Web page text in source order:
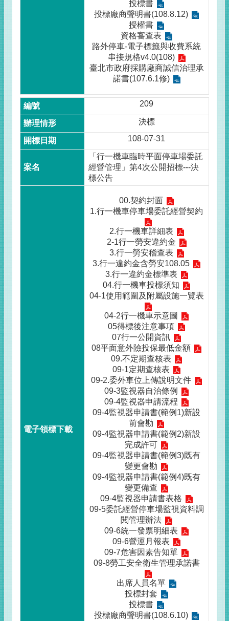
投標書
投標廠商聲明書(108.8.12)
授權書
資格審查表
路外停車-電子標籤與收費系統
串接規格v4.0(108)
臺北市政府採購廠商誠信治理承
諾書(107.6.1修)
209
決標
108-07-31
「行一機車臨時平面停車場委託
經營管理」第4次公開招標---決
標公告
00.契約封面
1.行一機車停車場委託經營契約
2.行一機車詳細表
2-1行一勞安違約金
3.行一勞安稽查表
3.行一違約金含勞安108.05
3.行一違約金標準表
04.行一機車投標須知
04-1使用範圍及附屬設施一覽表
04-2行一機車示意圖
05得標後注意事項
07行一公開資訊
08平面意外險投保最低金額
09.不定期查核表
09-1定期查核表
09-2.委外車位上傳說明文件
09-3監視器自治條例
09-4監視器申請流程
09-4監視器申請書(範例1)新設
前會勘
09-4監視器申請書(範例2)新設
完成許可
09-4監視器申請書(範例3)既有
變更會勘
09-4監視器申請書(範例4)既有
變更備查
09-4監視器申請書表格
09-5委託經營停車場監視資料調
閱管理辦法
09-6統一發票明細表
09-6營運月報表
09-7危害因素告知單
09-8勞工安全衛生管理承諾書
出席人員名單
投標封套
投標書
投標廠商聲明書(108.6.10)